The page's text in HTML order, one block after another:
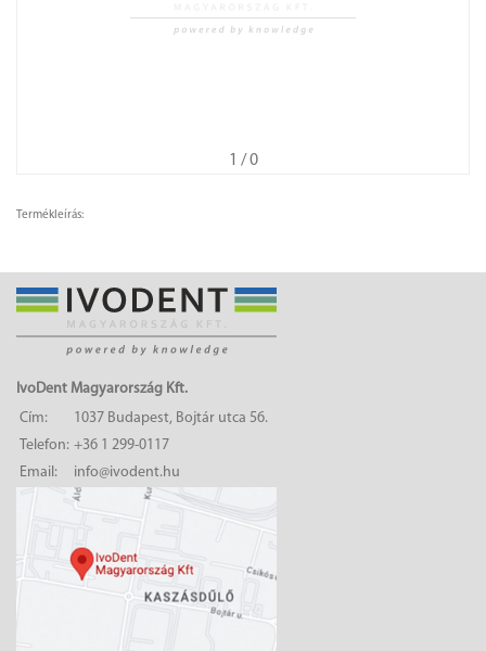
1 / 0
Termékleírás:
IvoDent Magyarország Kft.
Cím:
1037 Budapest, Bojtár utca 56.
Telefon: +36 1 299-0117
Email:
info@ivodent.hu